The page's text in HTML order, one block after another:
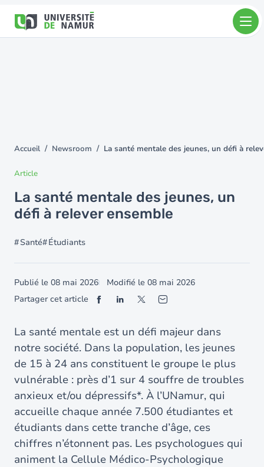
contenu
You
here
Accueil Newsroom La santé mentale des jeunes, un défi à
Article
La santé mentale des jeunes, un
défi à relever ensemble
Santé Étudiants
Publié le 08 mai 2026 Modifié le 08 mai 2026
Partager cet article
La santé mentale est un défi majeur dans
notre société. Dans la population, les jeunes
de 15 à 24 ans constituent le groupe le plus
vulnérable : près d’1 sur 4 souffre de troubles
anxieux et/ou dépressifs*. À l’UNamur, qui
accueille chaque année 7.500 étudiantes et
étudiants dans cette tranche d’âge, ces
chiffres n’étonnent pas. Les psychologues qui
animent la Cellule Médico-Psychologique